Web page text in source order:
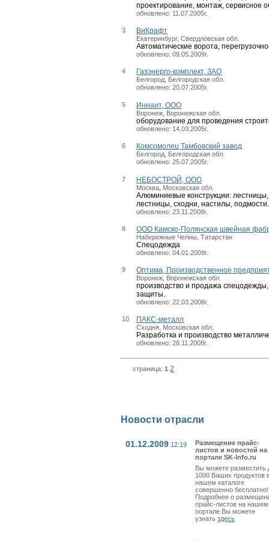
проектирование, монтаж, сервисное
обновлено: 11.07.2005г.
3 ВиКрафт
Екатеринбург, Свердловская обл.
Автоматические ворота,
обновлено: 09.05.2009г.
4 Газэнерго-комплект, ЗАО
Белгород, Белгородская обл.
обновлено: 20.07.2005г.
5 Иннаит, ООО
Воронеж, Воронежская обл.
оборудование для проведения
обновлено: 14.03.2005г.
6 Комсомолец Тамбовский завод
Белгород, Белгородская обл.
обновлено: 25.07.2005г.
7 НЕБОСТРОЙ, ООО
Москва, Московская обл.
Алюминиевые конструкции:
лестницы, сходни, настилы,
обновлено: 23.11.2008г.
8 ООО Камско-Полянская швейная
Набережные Челны, Татарстан
Спецодежда
обновлено: 04.01.2009г.
9 Оптима, Производственное
Воронеж, Воронежская обл.
производство и продажа
защиты.
обновлено: 22.03.2006г.
10 ПАКС-металл
Сходня, Московская обл.
Разработка и производство
обновлено: 28.11.2008г.
страница:1 2
Новости отрасли
01.12.2009 12:19
Размещение прайс-
листов и новостей на
портале SK-Info.ru
Вы можете разместить
1000 Ваших продуктов
нашем каталоге
совершенно бесплатно!
Подробнее о
прайс-листов на нашем
портале Вы можете
узнатьздесь